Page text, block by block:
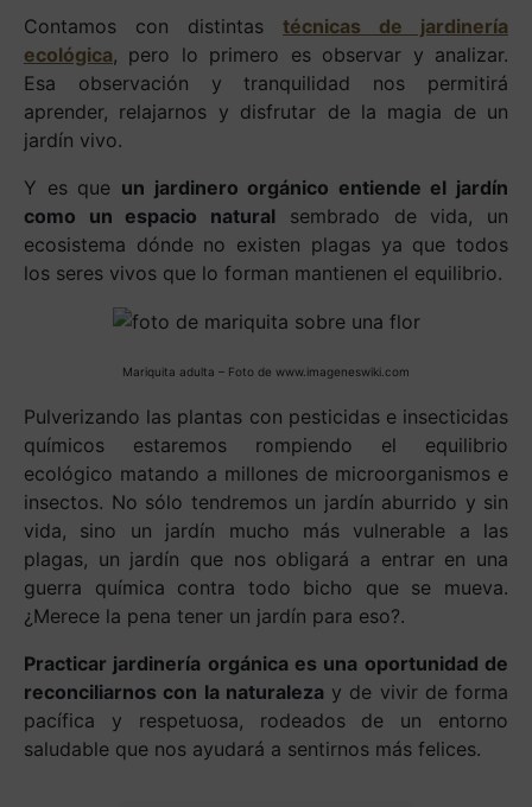
Contamos con distintas técnicas de jardinería
ecológica, pero lo primero es observar y analizar.
Esa observación y tranquilidad nos permitirá
aprender, relajarnos y disfrutar de la magia de un
jardín vivo.
Y es que un jardinero orgánico entiende el jardín
como un espacio natural sembrado de vida, un
ecosistema dónde no existen plagas ya que todos
los seres vivos que lo forman mantienen el equilibrio.
Mariquita adulta – Foto de www.imageneswiki.com
Pulverizando las plantas con pesticidas e insecticidas
químicos estaremos rompiendo el equilibrio
ecológico matando a millones de microorganismos e
insectos. No sólo tendremos un jardín aburrido y sin
vida, sino un jardín mucho más vulnerable a las
plagas, un jardín que nos obligará a entrar en una
guerra química contra todo bicho que se mueva.
¿Merece la pena tener un jardín para eso?.
Practicar jardinería orgánica es una oportunidad de
reconciliarnos con la naturalezay de vivir de forma
pacífica y respetuosa, rodeados de un entorno
saludable que nos ayudará a sentirnos más felices.